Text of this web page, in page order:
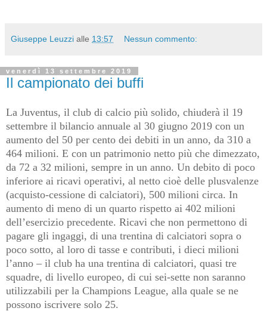
Giuseppe Leuzzi alle 13:57 Nessun commento:
venerdì 13 settembre 2019
Il campionato dei buffi
La Juventus, il club di calcio più solido, chiuderà il 19
settembre il bilancio annuale al 30 giugno 2019 con un
aumento del 50 per cento dei debiti in un anno, da 310 a
464 milioni. E con un patrimonio netto più che dimezzato,
da 72 a 32 milioni, sempre in un anno. Un debito di poco
inferiore ai ricavi operativi, al netto cioè delle plusvalenze
(acquisto-cessione di calciatori), 500 milioni circa. In
aumento di meno di un quarto rispetto ai 402 milioni
dell’esercizio precedente. Ricavi che non permettono di
pagare gli ingaggi, di una trentina di calciatori sopra o
poco sotto, al loro di tasse e contributi, i dieci milioni
l’anno – il club ha una trentina di calciatori, quasi tre
squadre, di livello europeo, di cui sei-sette non saranno
utilizzabili per la Champions League, alla quale se ne
possono iscrivere solo 25.